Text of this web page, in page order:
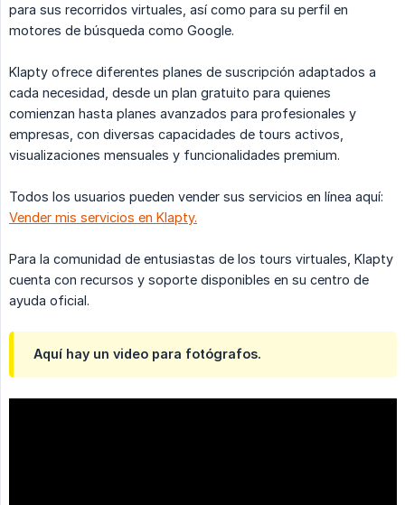
para sus recorridos virtuales, así como para su perfil en
motores de búsqueda como Google.
Klapty ofrece diferentes planes de suscripción adaptados a
cada necesidad, desde un plan gratuito para quienes
comienzan hasta planes avanzados para profesionales y
empresas, con diversas capacidades de tours activos,
visualizaciones mensuales y funcionalidades premium.
Todos los usuarios pueden vender sus servicios en línea aquí:
Vender mis servicios en Klapty.
Para la comunidad de entusiastas de los tours virtuales, Klapty
cuenta con recursos y soporte disponibles en su centro de
ayuda oficial.
Aquí hay un video para fotógrafos.